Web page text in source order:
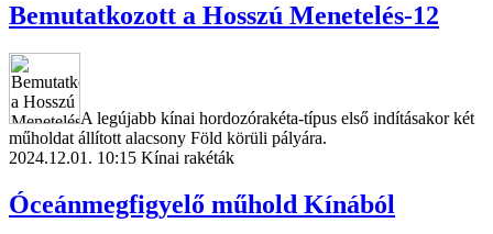
Bemutatkozott a Hosszú Menetelés-12
A legújabb kínai hordozórakéta-típus első indításakor két
műholdat állított alacsony Föld körüli pályára.
2024.12.01. 10:15 Kínai rakéták
Óceánmegfigyelő műhold Kínából